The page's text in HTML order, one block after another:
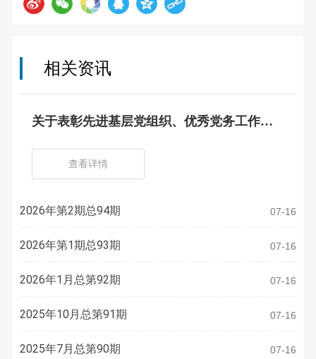
相关资讯
关于表彰先进基层党组织、优秀党务工作
查看详情
2026年第2期总94期 07-16
2026年第1期总93期 07-16
2026年1月总第92期 07-16
2025年10月总第91期 07-16
2025年7月总第90期 07-16